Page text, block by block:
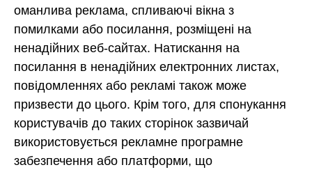
оманлива реклама, спливаючі вікна з
помилками або посилання, розміщені на
ненадійних веб-сайтах. Натискання на
посилання в ненадійних електронних листах,
повідомленнях або рекламі також може
призвести до цього. Крім того, для спонукання
користувачів до таких сторінок зазвичай
використовується рекламне програмне
забезпечення або платформи, що